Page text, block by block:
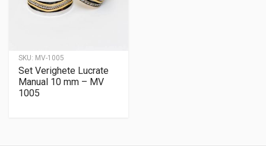
SKU: MV-1005
Set Verighete Lucrate
Manual 10 mm – MV
1005